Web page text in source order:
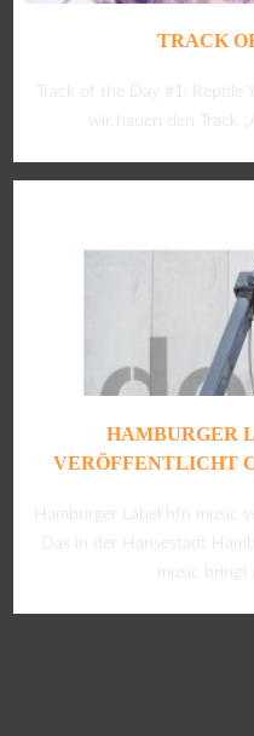
TRACK
Track of the Day #1: Reptile
wir hauen den Track
HAMBURGER
VERÖFFENTLICHT
Hamburger Label hfn music
Das in der Hansestadt
music bringt